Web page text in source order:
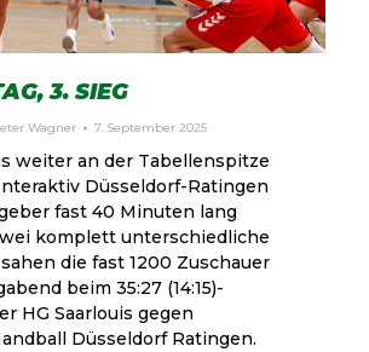
3. SIEG
Wagner 7. September 2025
weiter an der Tabellenspitze
Düsseldorf-Ratingen
fast 40 Minuten lang
komplett unterschiedliche
die fast 1200 Zuschauer
beim 35:27 (14:15)-
HG Saarlouis gegen
Düsseldorf Ratingen.